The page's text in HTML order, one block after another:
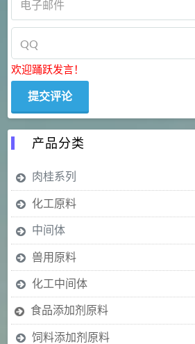
欢迎踊跃发言！
产品分类
肉桂系列
化工原料
中间体
兽用原料
化工中间体
食品添加剂原料
饲料添加剂原料